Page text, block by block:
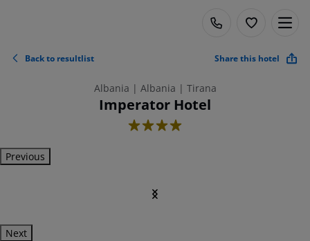
Back to resultlist Share this hotel
Albania | Albania | Tirana
Imperator Hotel
4
Previous
Next